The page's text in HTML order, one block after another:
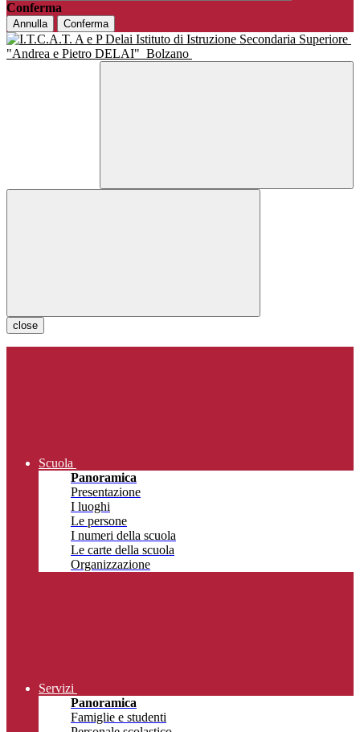
Conferma
Annulla Conferma
Istituto di Istruzione Secondaria Superiore
"Andrea e Pietro DELAI" Bolzano
close
Scuola
Panoramica
Presentazione
I luoghi
Le persone
I numeri della scuola
Le carte della scuola
Organizzazione
Servizi
Panoramica
Famiglie e studenti